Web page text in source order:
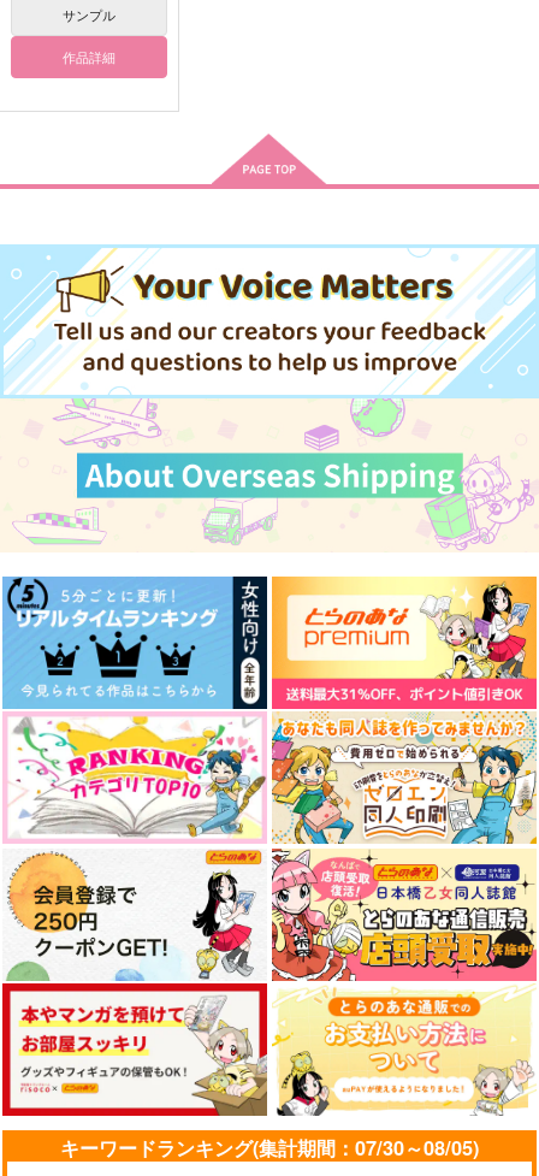
二階堂大和×和泉三月
サンプル
作品詳細
12/PRODUCERS！全
1,320円（税込）
和泉一織×二階堂大和
サンプル
作品詳細
洸
2,044円
千×二階堂大和
サンプル
作品詳細
愛し、愛され
雨濡煎餅
550 （税込）
八乙女楽×二階堂大和
サンプル
作品詳細
The Peaceful Heaven
さんぴん
1,572円（税込）
和泉三月
サンプル
Dear．
ひつじぱにっく
1,572 （税込）
和泉三月
サンプル
ホームメイドケーキ
まろやか大団円
550円（税込）
和泉三月
サンプル
小さな約束
629 円（税込）
アイドリッシュセブン
二階堂大和×和泉三月
サンプル
カート
FirstStep やまみつ
Anthem
専売 4,715円 （税込）
アイドリッシュセブン
二階堂大和×和泉三月
サンプル
陽だまりに恋焦がれた
Anthem
専売 944円 （税込）
アイドリッシュセブン
二階堂大和×和泉三月
サンプル
陽だまりに恋焦がれた
迷い猫
Anthem
専売 1,100円（税込）
アイドリッシュセブン
二階堂大和×和泉三月
サンプル
カート
ゴーゴー運動部
うまある帝国
専売 787 円（税込）
アイドリッシュセブン
二階堂大和×和泉三月
サンプル
カート
サンプル
作品詳細
キーワードランキング(集計期間：07/30～08/05)